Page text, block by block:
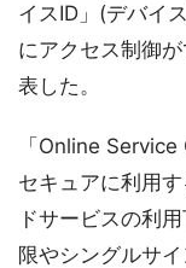
イスID」(デバイ
にアクセス制御
表した。
「Online
セキュアに利用
ドサービスの利
限やシングルサ